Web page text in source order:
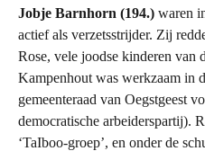
Jobje Barnhorn (194.) waren
actief als verzetsstrijder. Zij
Rose, vele joodse kinderen van
Kampenhout was werkzaam in
gemeenteraad van Oegstgeest
democratische arbeiderspartij).
‘TaIboo-groep’, en onder de